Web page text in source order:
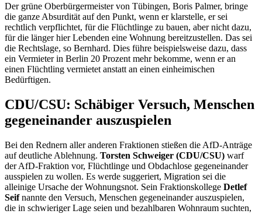
Der grüne Oberbürgermeister von Tübingen, Boris Palmer, bringe
die ganze Absurdität auf den Punkt, wenn er klarstelle, er sei
rechtlich verpflichtet, für die Flüchtlinge zu bauen, aber nicht dazu,
für die länger hier Lebenden eine Wohnung bereitzustellen. Das sei
die Rechtslage, so Bernhard. Dies führe beispielsweise dazu, dass
ein Vermieter in Berlin 20 Prozent mehr bekomme, wenn er an
einen Flüchtling vermietet anstatt an einen einheimischen
Bedürftigen.
CDU/CSU: Schäbiger Versuch, Menschen
gegeneinander auszuspielen
Bei den Rednern aller anderen Fraktionen stießen die AfD-Anträge
auf deutliche Ablehnung. Torsten Schweiger (CDU/CSU) warf
der AfD-Fraktion vor, Flüchtlinge und Obdachlose gegeneinander
ausspielen zu wollen. Es werde suggeriert, Migration sei die
alleinige Ursache der Wohnungsnot. Sein Fraktionskollege Detlef
Seifnannte den Versuch, Menschen gegeneinander auszuspielen,
die in schwieriger Lage seien und bezahlbaren Wohnraum suchten,